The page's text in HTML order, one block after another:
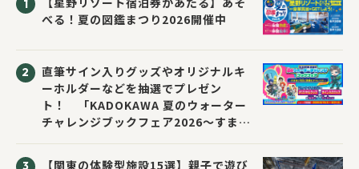
べる！夏の図鑑まつり2026開催中
直筆サイン入りグッズやオリジナルキ
ーホルダーなどを抽選でプレゼン
ト！ 「KADOKAWA 夏のウォーター
チャレンジブックフェア2026～すまな
【関東の体験型施設15選】親子で遊び